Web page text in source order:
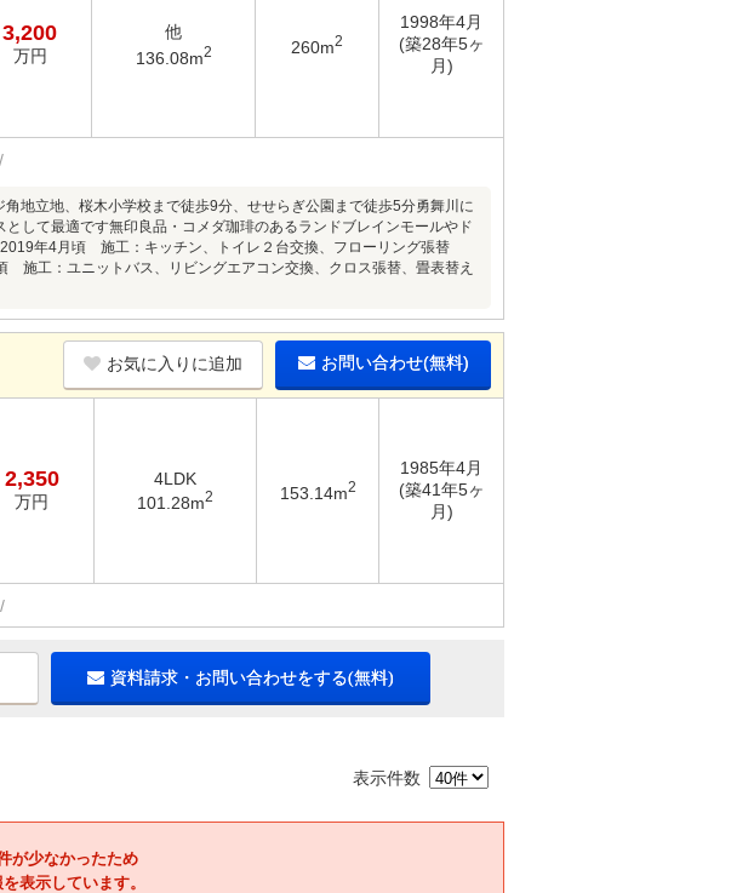
3,200
万円
他
136.08m2 260m2
1998年4月
(築28年5ヶ
月)
地立地、桜木小学校まで徒歩9分、せせらぎ公園まで徒歩5分勇舞川に
して最適です無印良品・コメダ珈琲のあるランドブレインモールやド
年4月頃 施工：キッチン、トイレ２台交換、フローリング張替
工：ユニットバス、リビングエアコン交換、クロス張替、畳表替え
お気に入りに追加 お問い合わせ(無料)
2,350
万円
4LDK
101.28m2 153.14m2
1985年4月
(築41年5ヶ
月)
資料請求・お問い合わせをする(無料)
表示件数
が少なかったため
表示しています。